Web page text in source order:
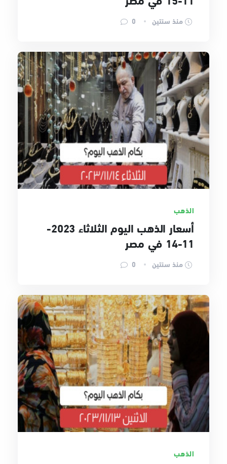
منذ سنتين
الذهب
أسعار الذهب اليوم الثلاثاء 2023-
11-14 في مصر
منذ سنتين
الذهب